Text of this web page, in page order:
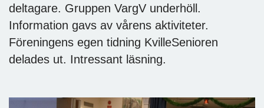
deltagare. Gruppen VargV underhöll.
Information gavs av vårens aktiviteter.
Föreningens egen tidning KvilleSenioren
delades ut. Intressant läsning.